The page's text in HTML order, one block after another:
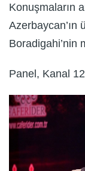
Konuşmaların
Azerbaycan’ın
Boradigahi’nin
Panel, Kanal 12